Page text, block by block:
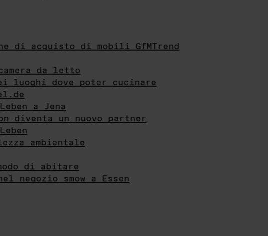
di acquisto di mobili GfMTrend
da letto
luoghi dove poter cucinare
a Jena
diventa un nuovo partner
ambientale
di abitare
negozio smow a Essen